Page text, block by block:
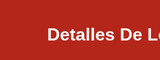
Detalles De